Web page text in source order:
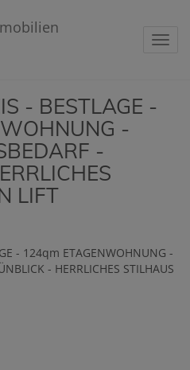
- BESTLAGE -
-
-
LIFT